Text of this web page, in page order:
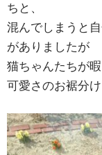
ちと、
混んでしまうと
がありましたが
猫ちゃんたちが
可愛さのお裾分